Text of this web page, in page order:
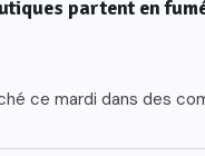
partent en
ce mardi dans des